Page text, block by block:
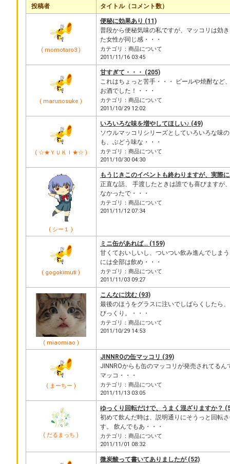
投稿者 タイトル（コメント数）
( momotaro3 )
便秘に効果あり (11)
普段から便秘気味の私ですが、マッコリは効
た女性が同じ感・・・
カテゴリ：商品について
2011/11/16 03:45
( marunosuke )
甘すぎて・・・ (205)
これはちょっと苦手・・・ ビールや焼酎など
お酒でした！・・・
カテゴリ：商品について
2011/10/29 12:02
( ☆★ＹＵＫＩ★☆ )
いろいろな味を増やしてほしい♪ (49)
ソウルマッコリシリーズとしていろいろな味
も、ぶどう味な・・・
カテゴリ：商品について
2011/10/30 04:30
( シー１ )
もうじきこのイベントも終わりますが、実際
正直な話、 手渡したときは誰でも喜びますが
なかったで・・・
カテゴリ：商品について
2011/11/12 07:34
( gogokimuti )
ミニ缶があれば… (159)
甘くておいしいし、ついつい飲み進んでしま
には全部は飲め・・・
カテゴリ：商品について
2011/11/03 09:27
( miaomiao )
こんなに沈む (93)
最後のほうをグラスに注いでしばらくしたら
びっくり。・・・
カテゴリ：商品について
2011/10/29 14:53
( まーちー )
JINNROの缶マッコリ (39)
JINNROからも缶のマッコリが発売されてる
マッコ・・・
カテゴリ：商品について
2011/11/13 03:05
( だるまっち )
ゆっくり回転だけで、うまく混ざりますか？
初めて飲んだ時は、説明通りにそうっと回転
す。 飲んでもあ・・・
カテゴリ：商品について
2011/11/01 08:32
微炭酸って書いてありましたが (52)